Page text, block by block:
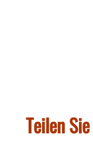
Teilen